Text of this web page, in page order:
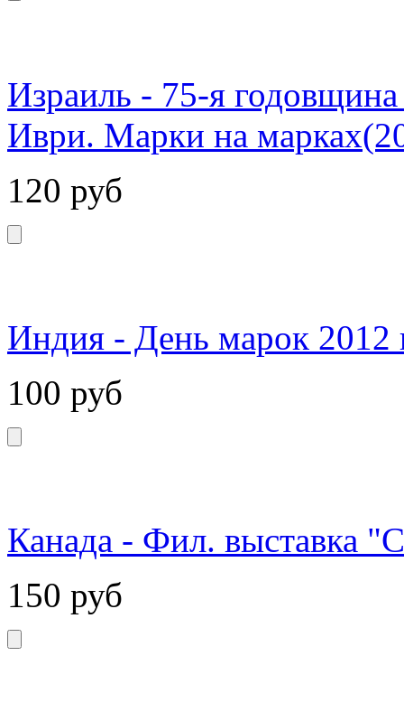
Израиль - 75-я
Иври. Марки на
120 руб
Индия - День марок 2012
100 руб
Канада - Фил. выставка
150 руб